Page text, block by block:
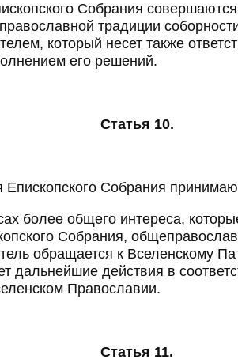
Собрания
традиции
который несет также
его решений.
Статья 10.
Собрания
более общего интереса,
Собрания,
обращается к Вселенскому
дальнейшие действия в
Православии.
Статья 11.